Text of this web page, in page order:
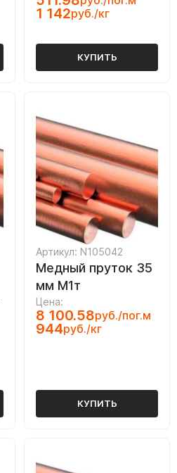
1 142руб./кг
КУПИТЬ
Артикул: N105042
Медный пруток 35
мм М1т
Цена:
8 100.58руб./пог.м
944руб./кг
КУПИТЬ